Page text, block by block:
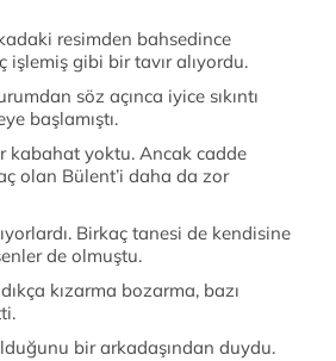
resimden bahsedince
işlemiş gibi bir tavır alıyordu.
söz açınca iyice sıkıntı
başlamıştı.
kabahat yoktu. Ancak cadde
olan Bülent’i daha da zor
Birkaç tanesi de kendisine
de olmuştu.
kızarma bozarma, bazı
bir arkadaşından duydu.